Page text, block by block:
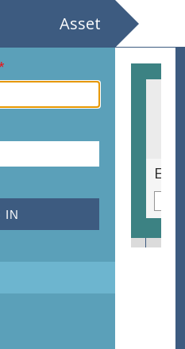
Asset
Ex libris voor Pol Leclercq door Charles Sclosse